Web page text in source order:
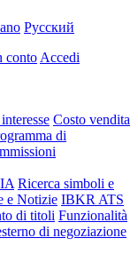
Pусский
conto Accedi
Costo vendita
di
Ricerca simboli e
e Notizie IBKR ATS
di titoli Funzionalità
di negoziazione